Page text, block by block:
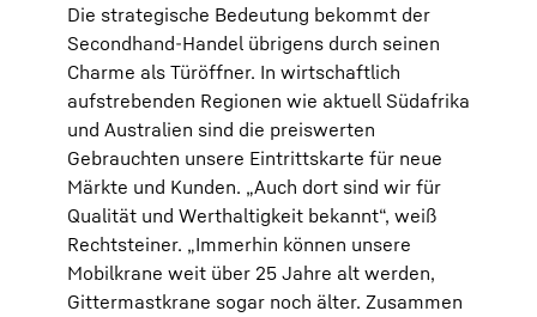
Die strategische Bedeutung bekommt der
Secondhand-Handel übrigens durch seinen
Charme als Türöffner. In wirtschaftlich
aufstrebenden Regionen wie aktuell Südafrika
und Australien sind die preiswerten
Gebrauchten unsere Eintrittskarte für neue
Märkte und Kunden. „Auch dort sind wir für
Qualität und Werthaltigkeit bekannt“, weiß
Rechtsteiner. „Immerhin können unsere
Mobilkrane weit über 25 Jahre alt werden,
Gittermastkrane sogar noch älter. Zusammen